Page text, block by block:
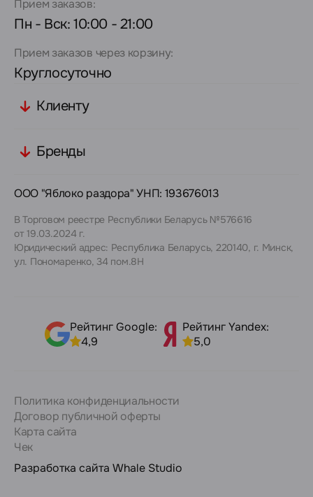
Прием заказов:
Пн - Вск: 10:00 - 21:00
Прием заказов через корзину:
Круглосуточно
Клиенту
Бренды
ООО "Яблоко раздора" УНП: 193676013
В Торговом реестре Республики Беларусь №576616
от 19.03.2024 г.
Юридический адрес: Республика Беларусь, 220140, г. Минск,
ул. Пономаренко, 34 пом.8Н
Рейтинг Google:
4,9
Рейтинг Yandex:
5,0
Политика конфиденциальности
Договор публичной оферты
Карта сайта
Чек
Разработка сайта Whale Studio